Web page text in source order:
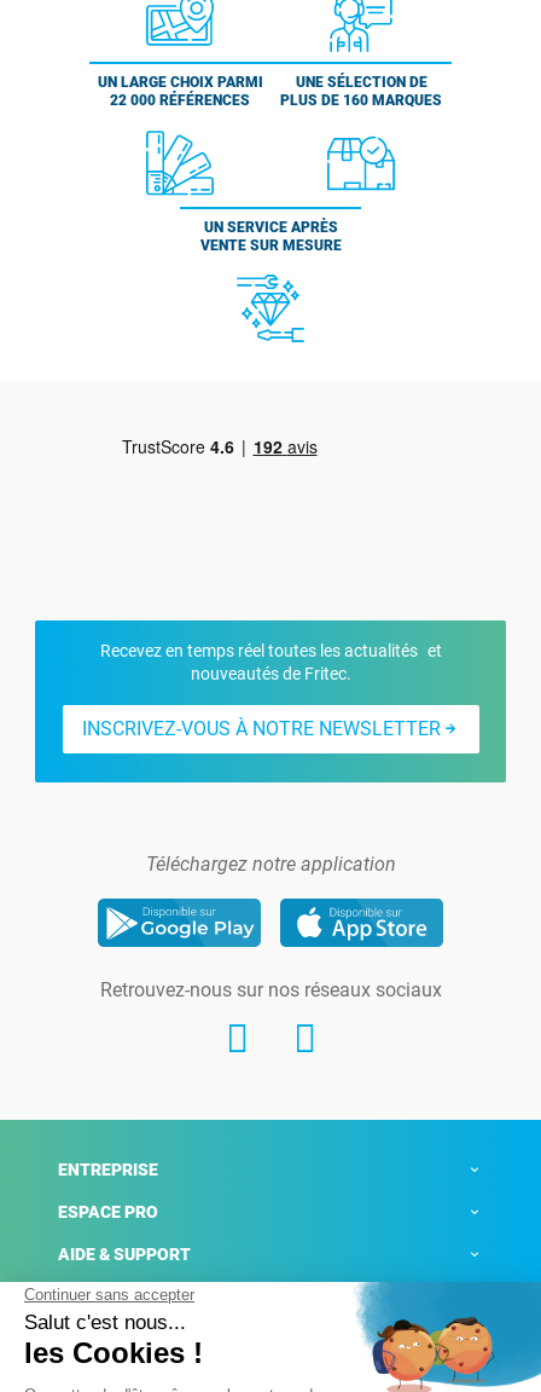
UN LARGE CHOIX PARMI
22 000 RÉFÉRENCES
UNE SÉLECTION DE
PLUS DE 160 MARQUES
UN SERVICE APRÈS
VENTE SUR MESURE
Recevez en temps réel toutes les actualités et
nouveautés de Fritec.
INSCRIVEZ-VOUS À NOTRE NEWSLETTER
Téléchargez notre application
Retrouvez-nous sur nos réseaux sociaux
ENTREPRISE
ESPACE PRO
AIDE & SUPPORT
ACTUALITÉS